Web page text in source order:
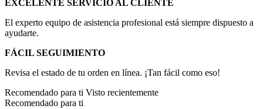
EXCELENTE SERVICIO AL CLIENTE
El experto equipo de asistencia profesional está siempre dispuesto a
ayudarte.
FÁCIL SEGUIMIENTO
Revisa el estado de tu orden en línea. ¡Tan fácil como eso!
Recomendado para ti Visto recientemente
Recomendado para ti